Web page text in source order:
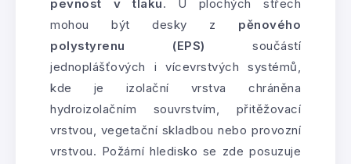
pevnost v tlaku. U plochých střech
mohou být desky z pěnového
polystyrenu (EPS) součástí
jednoplášťových i vícevrstvých systémů,
kde je izolační vrstva chráněna
hydroizolačním souvrstvím, přitěžovací
vrstvou, vegetační skladbou nebo provozní
vrstvou. Požární hledisko se zde posuzuje